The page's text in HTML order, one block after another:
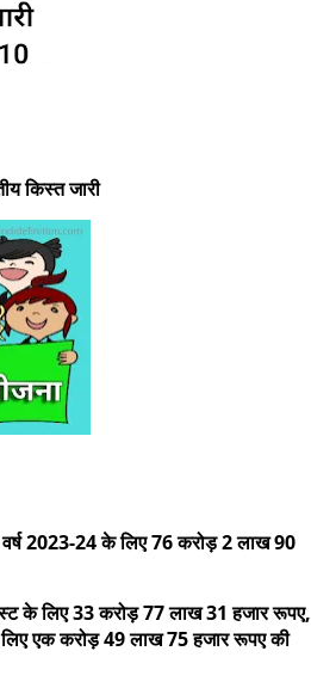
किस्त जारी
वर्ष 2023-24 के लिए 76 करोड़ 2 लाख 90
के लिए 33 करोड़ 77 लाख 31 हजार रूपए,
एक करोड़ 49 लाख 75 हजार रूपए की